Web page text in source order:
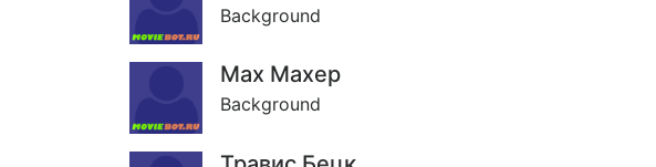
Background
Маx Махер
Background